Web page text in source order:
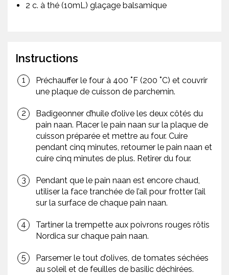
2 c. à thé (10mL) glaçage balsamique
Instructions
Préchauffer le four à 400 ˚F (200 ˚C) et couvrir
une plaque de cuisson de parchemin.
Badigeonner d’huile d’olive les deux côtés du
pain naan. Placer le pain naan sur la plaque de
cuisson préparée et mettre au four. Cuire
pendant cinq minutes, retourner le pain naan et
cuire cinq minutes de plus. Retirer du four.
Pendant que le pain naan est encore chaud,
utiliser la face tranchée de l’ail pour frotter l’ail
sur la surface de chaque pain naan.
Tartiner la trempette aux poivrons rouges rôtis
Nordica sur chaque pain naan.
Parsemer le tout d’olives, de tomates séchées
au soleil et de feuilles de basilic déchirées.